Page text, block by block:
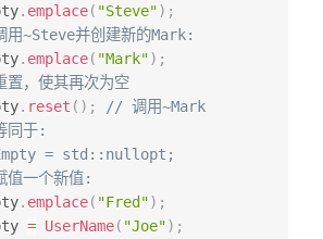
. emplace( "Steve") ;
~Steve并创建新的Mark:
. emplace( "Mark") ;
，使其再次为空
. reset ( ) ;
// 调用~Mark
于:
= std::nullopt;
一个新值:
. emplace( "Fred") ;
= UserName( "Joe") ;